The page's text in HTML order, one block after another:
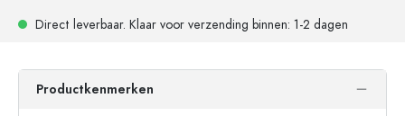
Direct leverbaar. Klaar voor verzending binnen: 1-2 dagen
Productkenmerken